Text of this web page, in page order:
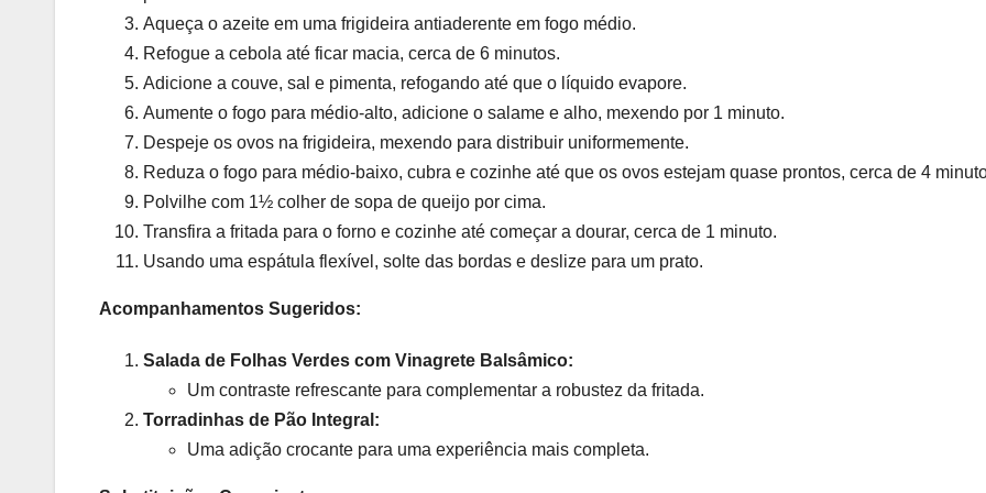
Aqueça o azeite em uma frigideira antiaderente em fogo médio.
Refogue a cebola até ficar macia, cerca de 6 minutos.
Adicione a couve, sal e pimenta, refogando até que o líquido evapore.
Aumente o fogo para médio-alto, adicione o salame e alho, mexendo por 1 minuto.
Despeje os ovos na frigideira, mexendo para distribuir uniformemente.
Reduza o fogo para médio-baixo, cubra e cozinhe até que os ovos estejam quase prontos, cerca de 4
Polvilhe com 1½ colher de sopa de queijo por cima.
Transfira a fritada para o forno e cozinhe até começar a dourar, cerca de 1 minuto.
Usando uma espátula flexível, solte das bordas e deslize para um prato.
Acompanhamentos Sugeridos:
Salada de Folhas Verdes com Vinagrete Balsâmico:
Um contraste refrescante para complementar a robustez da fritada.
Torradinhas de Pão Integral:
Uma adição crocante para uma experiência mais completa.